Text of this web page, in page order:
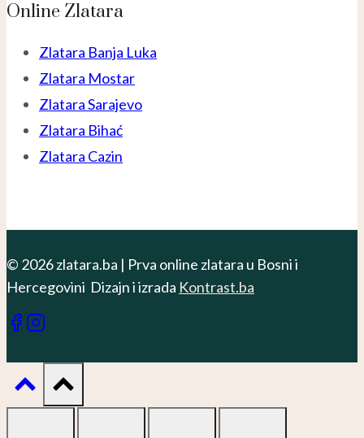
Online Zlatara
Zlatara Banja Luka
Zlatara Mostar
Zlatara Sarajevo
Zlatara Bihać
Zlatara Cazin
© 2026 zlatara.ba | Prva online zlatara u Bosni i
Hercegovini Dizajn i izrada Kontrast.ba